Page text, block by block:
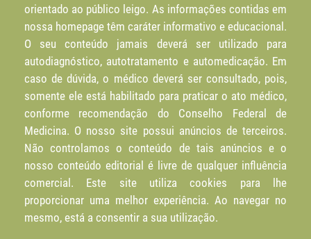
orientado ao público leigo. As informações contidas em
nossa homepage têm caráter informativo e educacional.
O seu conteúdo jamais deverá ser utilizado para
autodiagnóstico, autotratamento e automedicação. Em
caso de dúvida, o médico deverá ser consultado, pois,
somente ele está habilitado para praticar o ato médico,
conforme recomendação do Conselho Federal de
Medicina. O nosso site possui anúncios de terceiros.
Não controlamos o conteúdo de tais anúncios e o
nosso conteúdo editorial é livre de qualquer influência
comercial. Este site utiliza cookies para lhe
proporcionar uma melhor experiência. Ao navegar no
mesmo, está a consentir a sua utilização.